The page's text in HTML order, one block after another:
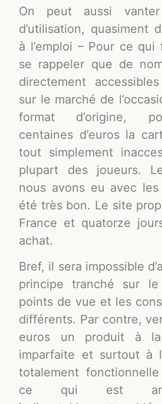
On peut aussi
d’utilisation, quasiment
à l’emploi – Pour ce qui
se rappeler que de
directement
sur le marché de
format d’origine,
centaines d’euros la
tout simplement
plupart des joueurs.
nous avons eu avec
été très bon. Le site
France et quatorze
achat.
Bref, il sera impossible
principe tranché sur
points de vue et les
différents. Par contre,
euros un produit à la
imparfaite et surtout à
totalement
ce qui est